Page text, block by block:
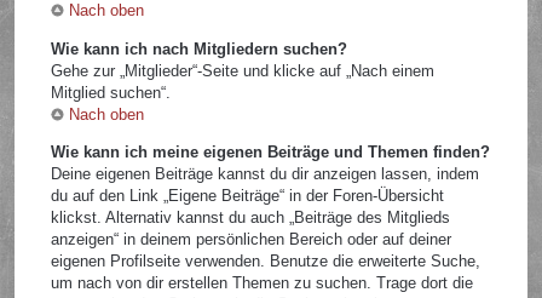
Nach oben
Wie kann ich nach Mitgliedern suchen?
Gehe zur „Mitglieder“-Seite und klicke auf „Nach einem
Mitglied suchen“.
Nach oben
Wie kann ich meine eigenen Beiträge und Themen finden?
Deine eigenen Beiträge kannst du dir anzeigen lassen, indem
du auf den Link „Eigene Beiträge“ in der Foren-Übersicht
klickst. Alternativ kannst du auch „Beiträge des Mitglieds
anzeigen“ in deinem persönlichen Bereich oder auf deiner
eigenen Profilseite verwenden. Benutze die erweiterte Suche,
um nach von dir erstellen Themen zu suchen. Trage dort die